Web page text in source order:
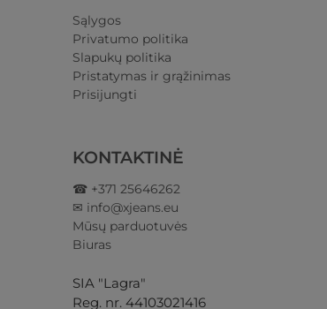
Sąlygos
Privatumo politika​
Slapukų politika
Pristatymas ir grąžinimas​
Prisijungti​
KONTAKTINĖ
☎ +371 25646262
✉ info@xjeans.eu
Mūsų parduotuvės
Biuras
SIA "Lagra"
Reg. nr. 44103021416